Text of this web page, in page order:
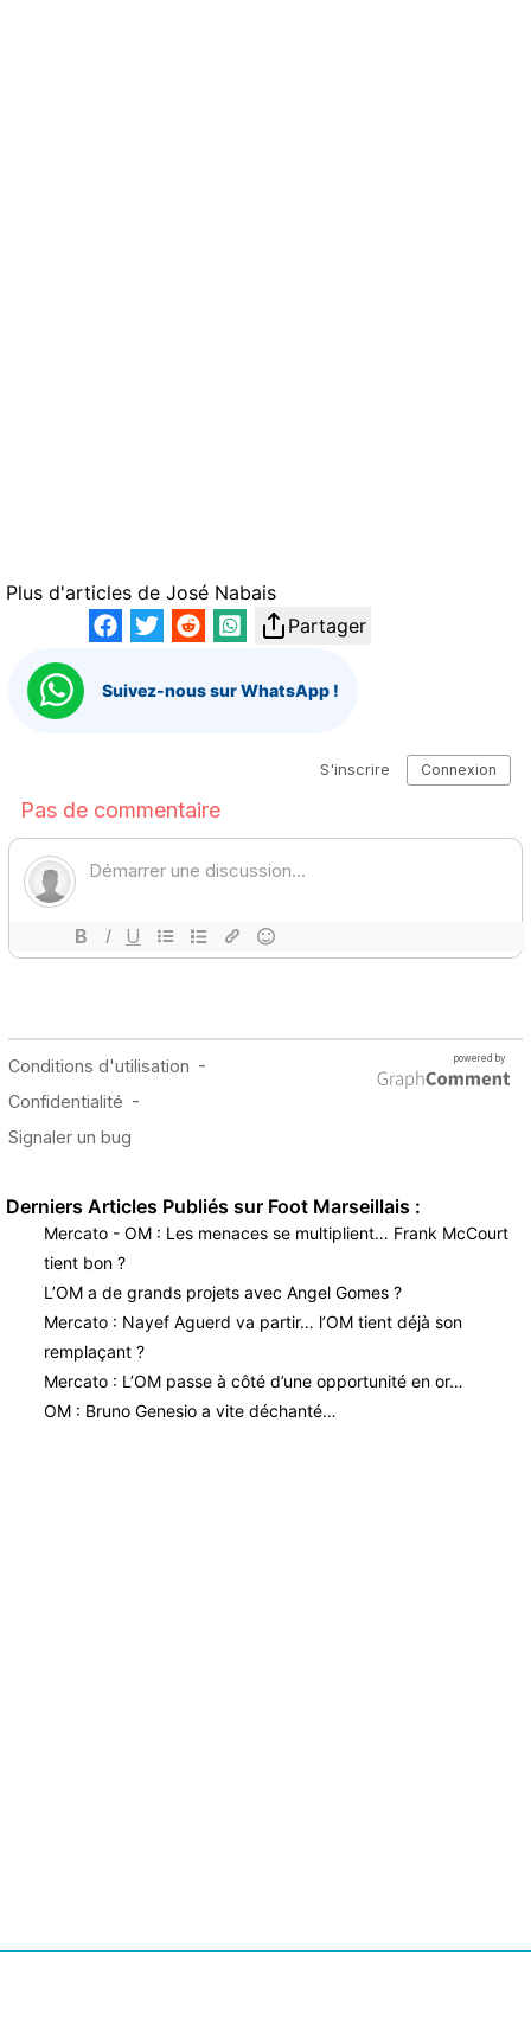
Plus d'articles de José Nabais
Partager
Suivez-nous sur WhatsApp !
Derniers Articles Publiés sur Foot Marseillais :
Mercato - OM : Les menaces se multiplient… Frank McCourt
tient bon ?
L’OM a de grands projets avec Angel Gomes ?
Mercato : Nayef Aguerd va partir… l’OM tient déjà son
remplaçant ?
Mercato : L’OM passe à côté d’une opportunité en or…
OM : Bruno Genesio a vite déchanté…